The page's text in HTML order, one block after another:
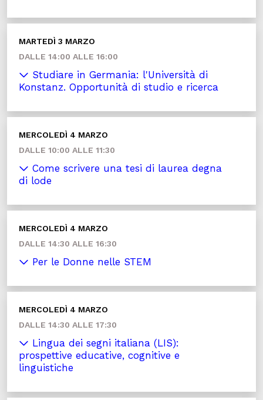
MARTEDÌ 3 MARZO
DALLE 14:00 ALLE 16:00
Studiare in Germania: l'Università di
Konstanz. Opportunità di studio e ricerca
MERCOLEDÌ 4 MARZO
DALLE 10:00 ALLE 11:30
Come scrivere una tesi di laurea degna
di lode
MERCOLEDÌ 4 MARZO
DALLE 14:30 ALLE 16:30
Per le Donne nelle STEM
MERCOLEDÌ 4 MARZO
DALLE 14:30 ALLE 17:30
Lingua dei segni italiana (LIS):
prospettive educative, cognitive e
linguistiche